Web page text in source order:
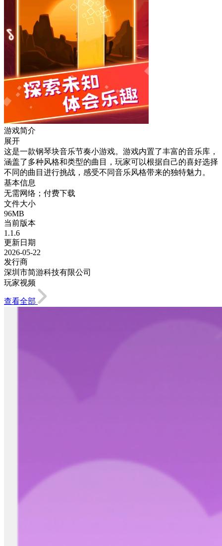
游戏简介
展开
这是一款钢琴块音乐节奏小游戏。游戏内置了丰富的音乐库，
涵盖了多种风格和类型的曲目，玩家可以根据自己的喜好选择
不同的曲目进行挑战，感受不同音乐风格带来的独特魅力。
基本信息
无需网络；付费下载
文件大小
96MB
当前版本
1.1.6
更新日期
2026-05-22
发行商
深圳市简游科技有限公司
玩家视频
查看全部